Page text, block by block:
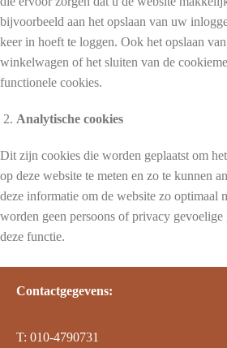
bijvoorbeeld aan het opslaan van uw
keer in hoeft te loggen. Ook het opslaan
winkelwagen of het sluiten van de
functionele cookies.
Analytische cookies
Dit zijn cookies die worden geplaatst om
op deze website te meten en zo te kunnen
deze informatie om de website zo optimaal
worden geen persoons of privacy gevoelige
deze functie.
Contactgegevens:
T: 010-4790731